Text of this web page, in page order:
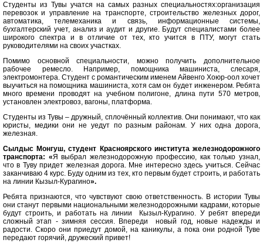
Студенты из Тувы учатся на самых разных специальностях:организация
перевозок и управление на транспорте, строительство железных дорог,
автоматика, телемеханика и связь, информационные системы,
бухгалтерский учет, анализ и аудит и другие. Будут специалистами более
широкого спектра и в отличие от тех, кто учится в ПТУ, могут стать
руководителями на своих участках.
Помимо основной специальности, можно получить дополнительное
рабочее ремесло. Например, помощника машиниста, слесаря,
электромонтера. Студент с романтическим именем Айвенго Хоюр-оол хочет
выучиться на помощника машиниста, хотя сам он будет инженером. Ребята
много времени проводят на учебном полигоне, длина пути 570 метров,
установлен электровоз, вагоны, платформа.
Студенты из Тувы – дружный, сплочённый коллектив. Они понимают, что как
юристы, медики они не уедут по разным районам. У них одна дорога,
железная.
Сылдыс Монгуш, студент Красноярского института железнодорожного
транспорта: «Я выбрал железнодорожную профессию, как только узнал,
что в Туву придет железная дорога. Мне интересно здесь учиться. Сейчас
заканчиваю 4 курс. Буду одним из тех, кто первым будет строить, и работать
на линии Кызыл-Курагино».
Ребята признаются, что чувствуют свою ответственность. В истории Тувы
они станут первыми национальными железнодорожными кадрами, которые
будут строить, и работать на линии Кызыл-Курагино. У ребят впереди
сложный этап - зимняя сессия. Впереди новый год, новые надежды и
радости. Скоро они приедут домой, на каникулы, а пока они родной Туве
передают горячий, дружеский привет!